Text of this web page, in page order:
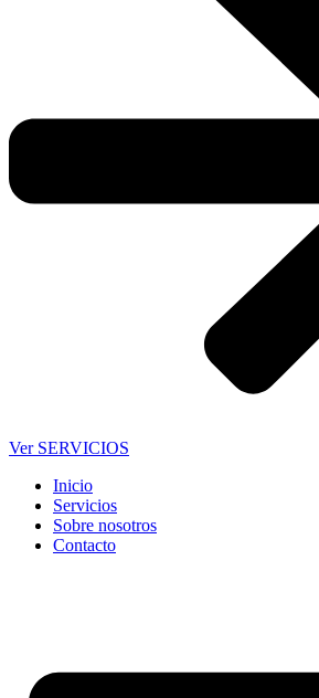
Ver SERVICIOS
Inicio
Servicios
Sobre nosotros
Contacto